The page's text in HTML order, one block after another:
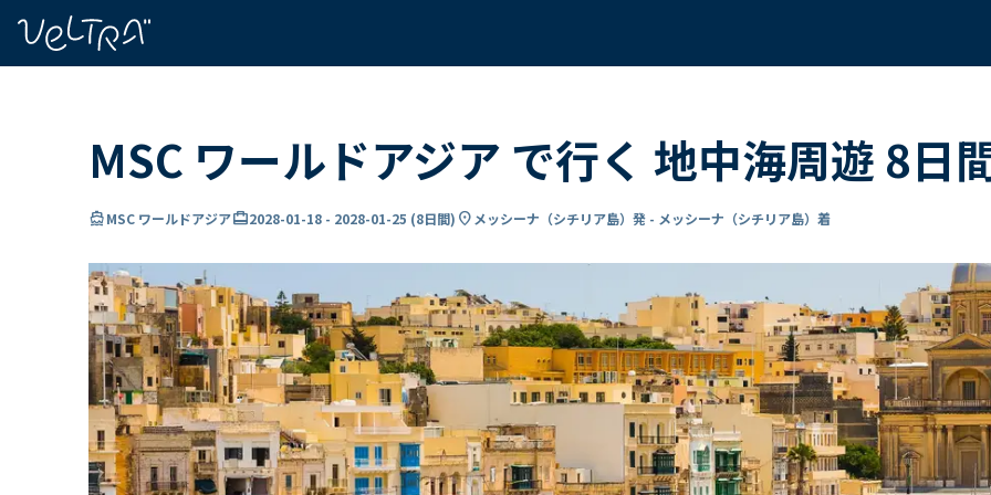
MSC ワールドアジア で行く 地中海周遊 8日
directions_boatMSC ワールドアジアcard_travel2028-01-18 - 2028-01-25 (8日間) location_on メッシーナ（シチリア島）発 - メッシーナ（シチリア島）着